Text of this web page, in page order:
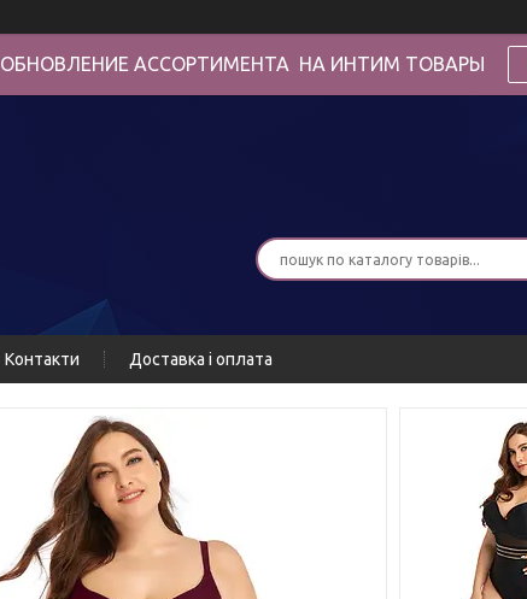
ОБНОВЛЕНИЕ АССОРТИМЕНТА НА ИНТИМ ТОВАРЫ
Контакти Доставка і оплата